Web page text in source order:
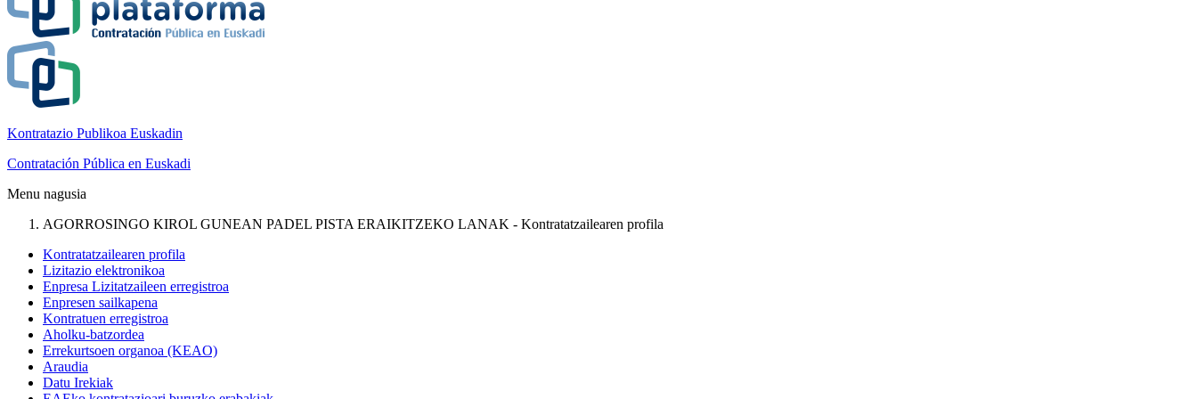
Kontratazio Publikoa Euskadin
Contratación Pública en Euskadi
Menu nagusia
AGORROSINGO KIROL GUNEAN PADEL PISTA ERAIKITZEKO LANAK - Kontratatzailearen profila
Kontratatzailearen profila
Lizitazio elektronikoa
Enpresa Lizitatzaileen erregistroa
Enpresen sailkapena
Kontratuen erregistroa
Aholku-batzordea
Errekurtsoen organoa (KEAO)
Araudia
Datu Irekiak